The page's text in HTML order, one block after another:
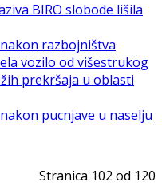
BIRO slobode lišila
razbojništva
vozilo od višestrukog
prekršaja u oblasti
pucnjave u naselju
Stranica 102 od 120